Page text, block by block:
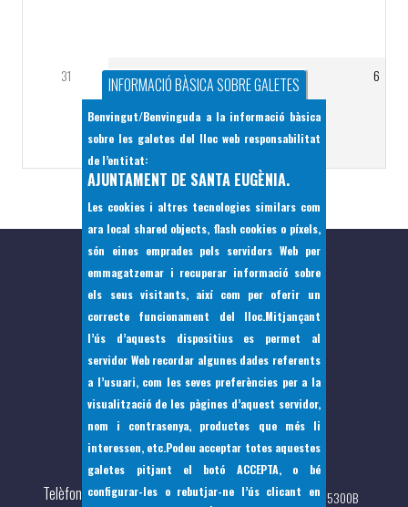
31 1 2 3 4 5 6
Pça Bernat de Santa Eugènia, 7 07142
Telèfon (+34) 971 144397 - Fax: (+34)971 144 217 - CIF: P0705300B
INFORMACIÓ BÀSICA SOBRE GALETES
Benvingut/Benvinguda a la informació bàsica
sobre les galetes del lloc web responsabilitat
de l’entitat:
AJUNTAMENT DE SANTA EUGÈNIA.
Les cookies i altres tecnologies similars com
ara local shared objects, flash cookies o píxels,
són eines emprades pels servidors Web per
emmagatzemar i recuperar informació sobre
els seus visitants, així com per oferir un
correcte funcionament del lloc.Mitjançant
l’ús d’aquests dispositius es permet al
servidor Web recordar algunes dades referents
a l’usuari, com les seves preferències per a la
visualització de les pàgines d’aquest servidor,
nom i contrasenya, productes que més li
interessen, etc.Podeu acceptar totes aquestes
galetes pitjant el botó ACCEPTA, o bé
configurar-les o rebutjar-ne l’ús clicant en